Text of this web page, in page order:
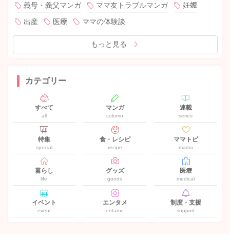
義母・義父マンガ
ママ友トラブルマンガ
妊娠
出産
医療 ママの体験談
もっと見る
カテゴリー
すべて
all
マンガ
column
連載
series
特集
special
食・レシピ
recipe
ママトピ
mama
暮らし
life
グッズ
goods
医療
medical
イベント
event
エンタメ
entame
制度・支援
support